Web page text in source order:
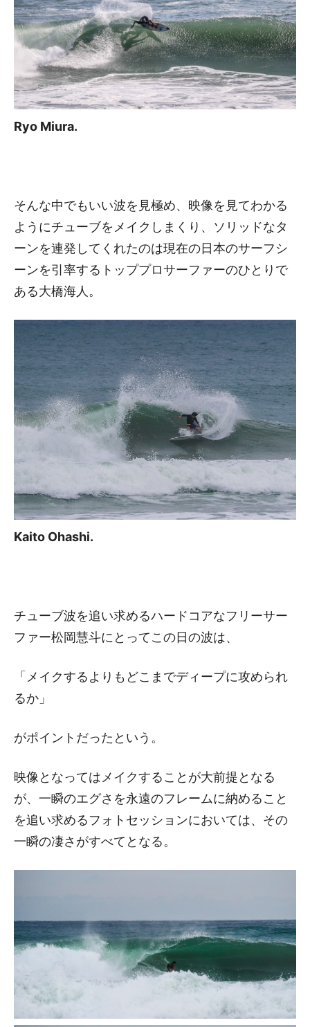
Ryo Miura.
そんな中でもいい波を見極め、映像を見てわかる
ようにチューブをメイクしまくり、ソリッドなタ
ーンを連発してくれたのは現在の日本のサーフシ
ーンを引率するトッププロサーファーのひとりで
ある大橋海人。
Kaito Ohashi.
チューブ波を追い求めるハードコアなフリーサー
ファー松岡慧斗にとってこの日の波は、
「メイクするよりもどこまでディープに攻められ
るか」
がポイントだったという。
映像となってはメイクすることが大前提となる
が、一瞬のエグさを永遠のフレームに納めること
を追い求めるフォトセッションにおいては、その
一瞬の凄さがすべてとなる。